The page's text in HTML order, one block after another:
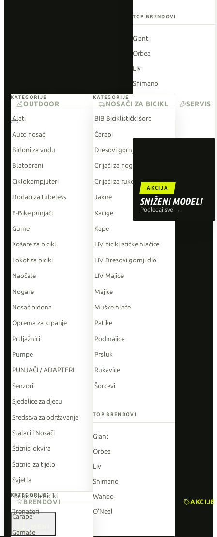
TOP BRENDOVI
Giant
Orbea
Liv
Shimano
O'Neal
AKCIJA
SNIŽENI MODELI
Pogledaj sve →
KATEGORIJE
Alati
Auto nosači
Bidoni za vodu
Blatobrani
Ciklokompjuteri
Dodaci za tubeless
E-Bike punjači
Gume
Košare za bicikl
Lokot za bicikl
Naočale
Nogare
Nosač bidona
Oprema za krpanje
Prtljažnici
Pumpe
PUNJAČI / ADAPTERI
Senzori
Sjedalice za djecu
Sredstva za održavanje
Stalaci i Nosači
Štitnici okvira
Štitnici za tijelo
Svjetla
Torbice za Bicikl
Trenažeri
KATEGORIJE
BIB Biciklistički šorc
Čarapi
Dresovi gornji dio
Grijači za noge
Grijači za ruke
Jakne
Kacige
Kape
LIV biciklističke hlačice
LIV Dresovi gornji dio
LIV Majice
Majice
Muške hlače
Patike
Podmajice
Prsluk
Rukavice
Šorcevi
TOP BRENDOVI
Giant
Orbea
Liv
Shimano
Wahoo
O'Neal
OUTDOOR
KATEGORIJE
Čarape
Gamaše
NOSAČI ZA BICIKL SERVIS
BRENDOVI AKCIJE
